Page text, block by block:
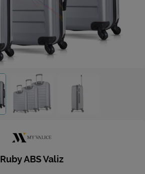
Ev Hediyeleri
Mutfak
Ruby ABS Valiz